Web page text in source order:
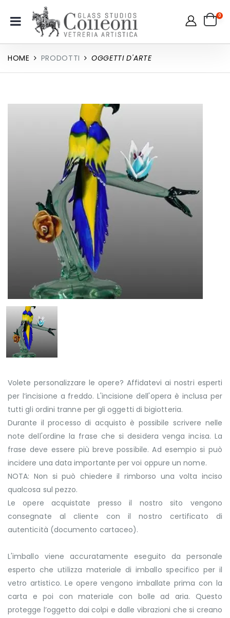
0
HOME PRODOTTI OGGETTI D'ARTE
Volete personalizzare le opere? Affidatevi ai nostri esperti
per l’incisione a freddo. L'incisione dell'opera è inclusa per
tutti gli ordini tranne per gli oggetti di bigiotteria.
Durante il processo di acquisto è possibile scrivere nelle
note dell'ordine la frase che si desidera venga incisa. La
frase deve essere più breve possibile. Ad esempio si può
incidere una data importante per voi oppure un nome.
NOTA: Non si può chiedere il rimborso una volta inciso
qualcosa sul pezzo.
Le opere acquistate presso il nostro sito vengono
consegnate al cliente con il nostro certificato di
autenticità (documento cartaceo).
L'imballo viene accuratamente eseguito da personale
esperto che utilizza materiale di imballo specifico per il
vetro artistico. Le opere vengono imballate prima con la
carta e poi con materiale con bolle ad aria. Questo
protegge l’oggetto dai colpi e dalle vibrazioni che si creano